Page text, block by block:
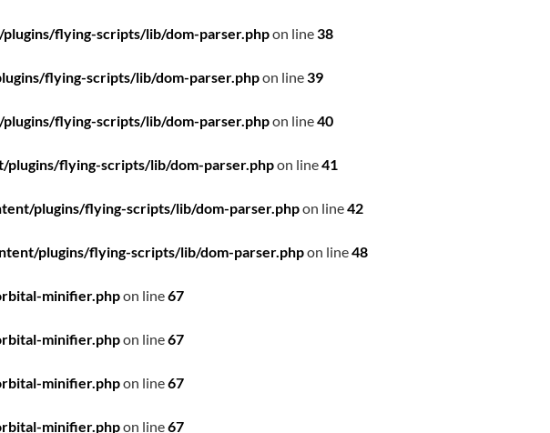
flying-scripts/lib/dom-parser.phpon line38
flying-scripts/lib/dom-parser.phpon line39
flying-scripts/lib/dom-parser.phpon line40
flying-scripts/lib/dom-parser.phpon line41
plugins/flying-scripts/lib/dom-parser.phpon line42
plugins/flying-scripts/lib/dom-parser.phpon line48
minifier.phpon line67
minifier.phpon line67
minifier.phpon line67
minifier.phpon line67